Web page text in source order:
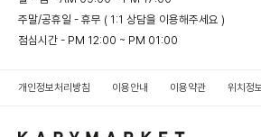
주말/공휴일 - 휴무 ( 1:1 상담을 이용해주세요 )
점심시간 - PM 12:00 ~ PM 01:00
개인정보처리방침 이용안내 이용약관 위치정